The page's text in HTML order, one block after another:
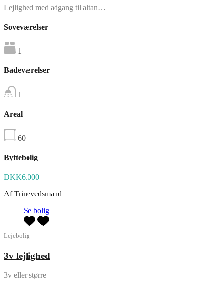
Lejlighed med adgang til altan…
Soveværelser
1
Badeværelser
1
Areal
60
Byttebolig
DKK6.000
AfTrinevedsmand
Se bolig
Lejebolig
3v lejlighed
3v eller større